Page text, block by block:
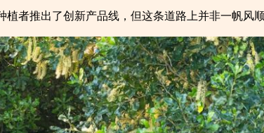
植者推出了创新产品线，但这条道路上并非一帆风